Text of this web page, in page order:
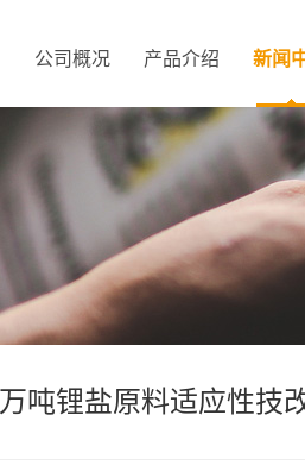
公司概况 产品介绍 新闻
吨锂盐原料适应性技